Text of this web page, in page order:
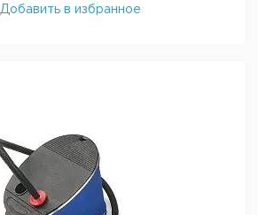
Добавить в избранное